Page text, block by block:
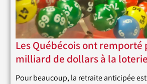
Les Québécois ont remporté
milliard de dollars à la
Pour beaucoup, la retraite anticipée